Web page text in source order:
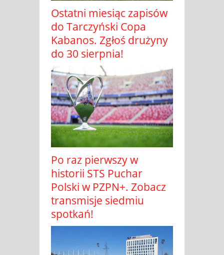
Ostatni miesiąc zapisów
do Tarczyński Copa
Kabanos. Zgłoś drużyny
do 30 sierpnia!
Po raz pierwszy w
historii STS Puchar
Polski w PZPN+. Zobacz
transmisje siedmiu
spotkań!